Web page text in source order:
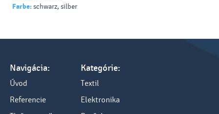
Farbe:schwarz, silber
Navigácia:
Úvod
Referencie
Kategórie:
Textil
Elektronika